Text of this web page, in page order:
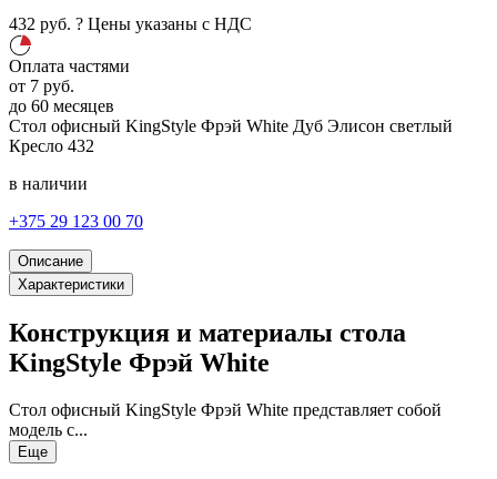
432 руб. ? Цены указаны с НДС
Оплата частями
от 7 руб.
до 60 месяцев
Стол офисный KingStyle Фрэй White Дуб Элисон светлый
Кресло 432
в наличии
+375 29 123 00 70
Описание
Характеристики
Конструкция и материалы стола
KingStyle Фрэй White
Стол офисный KingStyle Фрэй White представляет собой
модель с...
Еще